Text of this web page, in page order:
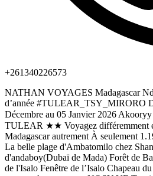
+261340226573
NATHAN VOYAGES Madagascar
d’année #TULEAR_TSY_MIRORO
Décembre au 05 Janvier 2026
TULEAR ★★ Voyagez différemment
Madagascar autrement À seulement
La belle plage d'Ambatomilo chez
d'andaboy(Dubaï de Mada) Forêt de
de l'Isalo Fenêtre de l’Isalo Chapeau